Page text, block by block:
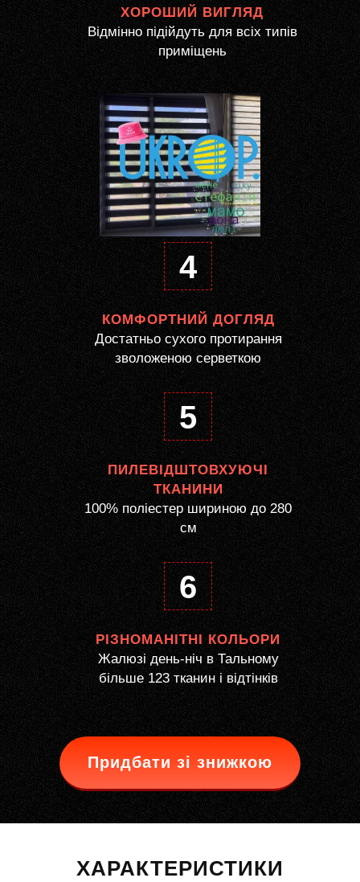
ХОРОШИЙ ВИГЛЯД
Відмінно підійдуть для всіх типів
приміщень
4
КОМФОРТНИЙ ДОГЛЯД
Достатньо сухого протирання
зволоженою серветкою
5
ПИЛЕВІДШТОВХУЮЧІ
ТКАНИНИ
100% поліестер шириною до 280
см
6
РІЗНОМАНІТНІ КОЛЬОРИ
Жалюзі день-ніч в Тальному
більше 123 тканин і відтінків
Придбати зі знижкою
ХАРАКТЕРИСТИКИ